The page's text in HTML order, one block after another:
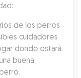
de los perros
cuidadores
donde estará
buena